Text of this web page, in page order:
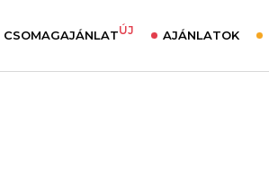
CSOMAGAJÁNLATÚJ AJÁNLATOK